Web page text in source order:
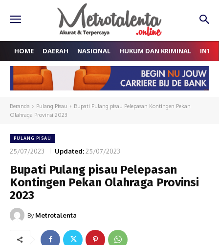
HOME DAERAH NASIONAL HUKUM DAN KRIMINAL
Beranda Pulang Pisau
Bupati Pulang pisau Pelepasan Kontingen Pekan
Olahraga Provinsi 2023
PULANG PISAU
25/07/2023 Updated:25/07/2023
Bupati Pulang pisau Pelepasan
Kontingen Pekan Olahraga Provinsi
2023
By Metrotalenta